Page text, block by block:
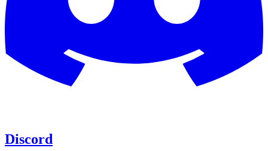
Discord